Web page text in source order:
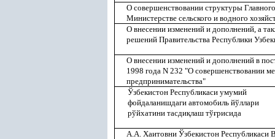
О совершенствовании структуры
Министерстве сельского и водного
О внесении изменений и дополнений, а
решений Правительства Республики
О внесении изменений и дополнений в
1998 года N 232 "О совершенствовании
предпринимательства"
Ўзбекистон Республикаси умумий
фойдаланишдаги автомобиль йўллари
рўйхатини тасдиқлаш тўғрисида
А.А. Хаитовни Ўзбекистон Республикаси